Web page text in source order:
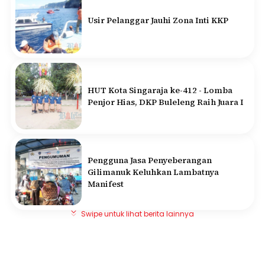
Usir Pelanggar Jauhi Zona Inti KKP
HUT Kota Singaraja ke-412 - Lomba
Penjor Hias, DKP Buleleng Raih Juara I
Pengguna Jasa Penyeberangan
Gilimanuk Keluhkan Lambatnya
Manifest
Swipe untuk lihat berita lainnya